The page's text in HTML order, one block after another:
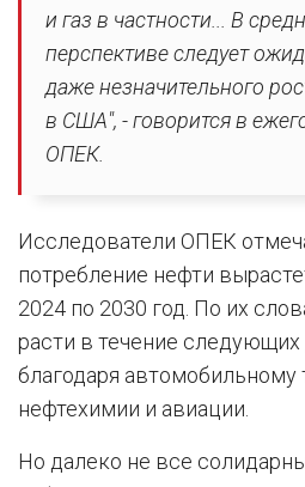
и газ в частности... В
перспективе следует
даже незначительного
в США", - говорится в
ОПЕК.
Исследователи ОПЕК
потребление нефти
2024 по 2030 год. По их
расти в течение следующих
благодаря автомобильному
нефтехимии и авиации.
Но далеко не все